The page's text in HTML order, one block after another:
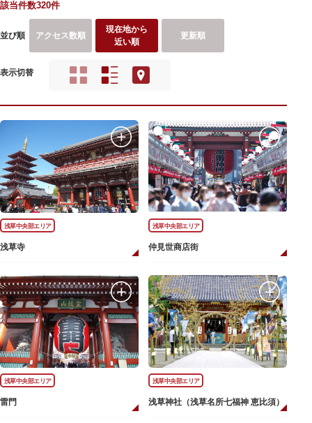
該当件数320件
並び順 アクセス数順
現在地から
近い順
更新順
表示切替
浅草中央部エリア
浅草寺
浅草中央部エリア
仲見世商店街
浅草中央部エリア
雷門
浅草中央部エリア
浅草神社（浅草名所七福神 恵比須）